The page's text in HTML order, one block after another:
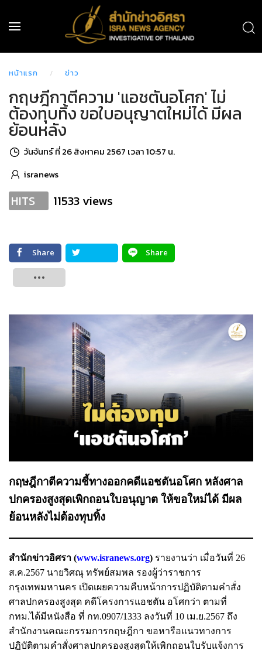
หน้าแรก ข่าว
กฤษฎีกาตีความ 'แอชตันอโศก' ไม่
ต้องทุบทิ้ง ขอใบอนุญาตใหม่ได้ มีผล
ย้อนหลัง
วันจันทร์ ที่ 26 สิงหาคม 2567 เวลา 10:57 น.
isranews
HITS 11533 views
Share
Share
กฤษฎีกาตีความชี้ทางออกคดีแอชตันอโศก หลังศาล
ปกครองสูงสุดเพิกถอนใบอนุญาต ให้ขอใหม่ได้ มีผล
ย้อนหลังไม่ต้องทุบทิ้ง
สำนักข่าวอิศรา (www.isranews.org) รายงานว่า เมื่อวันที่ 26
ส.ค.2567 นายวิศณุ ทรัพย์สมพล รองผู้ว่าราชการ
กรุงเทพมหานคร เปิดเผยความคืบหน้าการปฏิบัติตามคำสั่ง
ศาลปกครองสูงสุด คดีโครงการแอชตัน อโศกว่า ตามที่
กทม.ได้มีหนังสือ ที่ กท.0907/1333 ลงวันที่ 10 เม.ย.2567 ถึง
สำนักงานคณะกรรมการกฤษฎีกา ขอหารือแนวทางการ
ปฏิบัติตามคำสั่งศาลปกครองสูงสุดให้เพิกถอนใบรับแจ้งการ